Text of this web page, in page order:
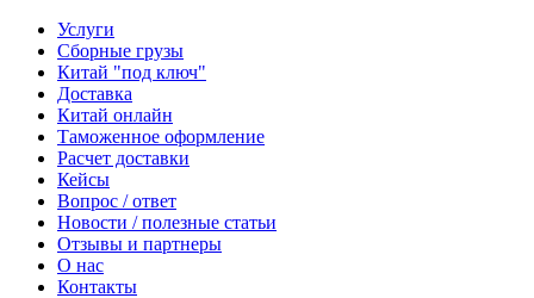
Услуги
Сборные грузы
Китай "под ключ"
Доставка
Китай онлайн
Таможенное оформление
Расчет доставки
Кейсы
Вопрос / ответ
Новости / полезные статьи
Отзывы и партнеры
О нас
Контакты